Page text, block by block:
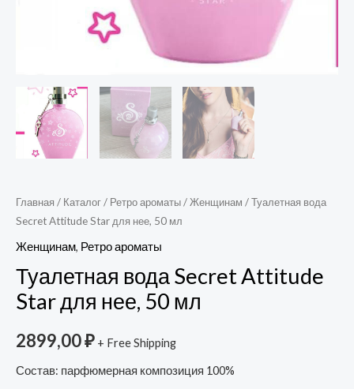
Главная / Каталог/ Ретро ароматы/Женщинам / Туалетная вода
Secret Attitude Star для нее, 50 мл
Женщинам, Ретро ароматы
Туалетная вода Secret Attitude
Star для нее, 50 мл
2899,00₽ + Free Shipping
Состав: парфюмерная композиция 100%